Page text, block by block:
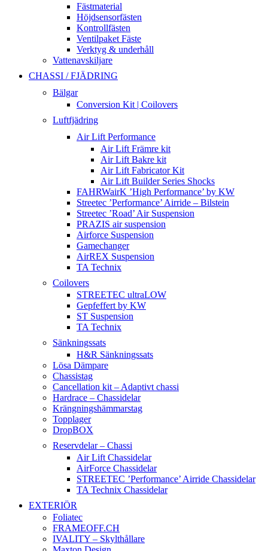
Fästmaterial
Höjdsensorfästen
Kontrollfästen
Ventilpaket Fäste
Verktyg & underhåll
Vattenavskiljare
CHASSI / FJÄDRING
Bälgar
Conversion Kit | Coilovers
Luftfjädring
Air Lift Performance
Air Lift Främre kit
Air Lift Bakre kit
Air Lift Fabricator Kit
Air Lift Builder Series Shocks
FAHRWairK ’High Performance’ by KW
Streetec ’Performance’ Airride – Bilstein
Streetec ’Road’ Air Suspension
PRAZIS air suspension
Airforce Suspension
Gamechanger
AirREX Suspension
TA Technix
Coilovers
STREETEC ultraLOW
Gepfeffert by KW
ST Suspension
TA Technix
Sänkningssats
H&R Sänkningssats
Lösa Dämpare
Chassistag
Cancellation kit – Adaptivt chassi
Hardrace – Chassidelar
Krängningshämmarstag
Topplager
DropBOX
Reservdelar – Chassi
Air Lift Chassidelar
AirForce Chassidelar
STREETEC ’Performance’ Airride Chassidelar
TA Technix Chassidelar
EXTERIÖR
Foliatec
FRAMEOFF.CH
IVALITY – Skylthållare